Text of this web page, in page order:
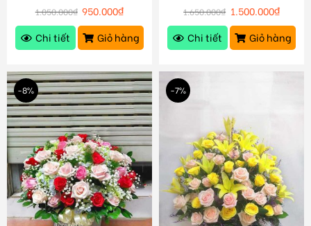
1.050.000₫ 950.000₫
Chi tiết
Giỏ hàng
1.650.000₫ 1.500.000₫
Chi tiết
Giỏ hàng
-8% -7%